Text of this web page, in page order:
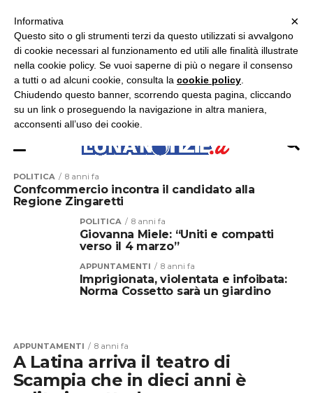
ASCOLTA RADIO LUNA
POLITICA 8 anni fa
Confcommercio incontra il candidato alla
Regione Zingaretti
POLITICA 8 anni fa
Giovanna Miele: “Uniti e compatti
verso il 4 marzo”
APPUNTAMENTI 8 anni fa
Imprigionata, violentata e infoibata:
Norma Cossetto sarà un giardino
APPUNTAMENTI 8 anni fa
A Latina arriva il teatro di
Scampia che in dieci anni è
×
×
Informativa
Questo sito o gli strumenti terzi da questo utilizzati si avvalgono
di cookie necessari al funzionamento ed utili alle finalità illustrate
nella cookie policy. Se vuoi saperne di più o negare il consenso
a tutti o ad alcuni cookie, consulta la cookie policy
Chiudendo questo banner, scorrendo questa pagina, cliccando
su un link o proseguendo la navigazione in altra maniera,
acconsenti all’uso dei cookie.